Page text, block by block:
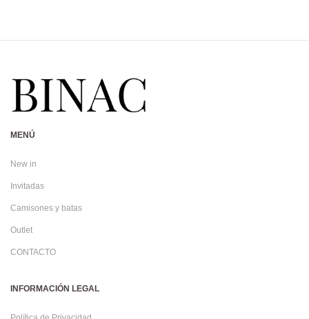
MENÚ
New in
Invitadas
Camisones y batas
Outlet
CONTACTO
INFORMACIÓN LEGAL